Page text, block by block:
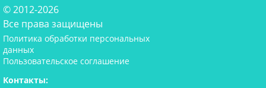
© 2012-2026
Все права защищены
Политика обработки персональных
данных
Пользовательское соглашение
Контакты: